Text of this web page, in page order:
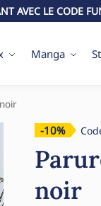
AVEC LE CODE
Manga
-10%
noir